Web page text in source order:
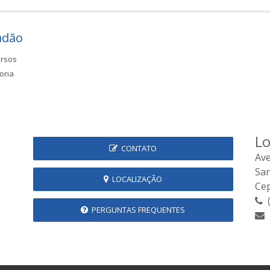
CONTATO
LOCALIZAÇÃO
PERGUNTAS FREQUENTES